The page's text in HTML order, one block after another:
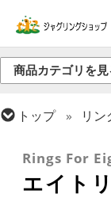
商品カテゴリを見
トップ リン
Rings For
エイト